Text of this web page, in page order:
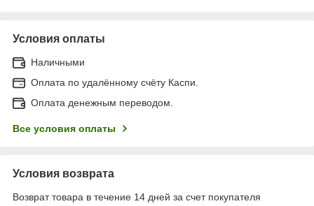
Условия оплаты
Наличными
Оплата по удалённому счёту Каспи.
Оплата денежным переводом.
Все условия оплаты
Условия возврата
Возврат товара в течение 14 дней за счет покупателя